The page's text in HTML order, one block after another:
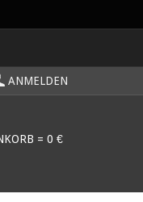
ANMELDEN
= 0 €